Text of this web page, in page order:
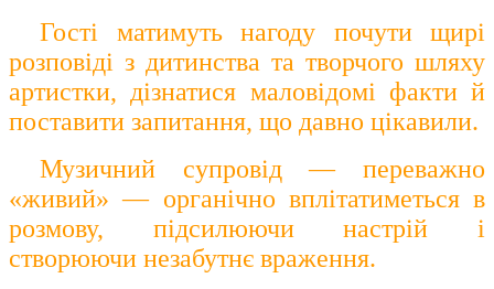
Гості матимуть нагоду почути щирі
розповіді з дитинства та творчого шляху
артистки, дізнатися маловідомі факти й
поставити запитання, що давно цікавили.
Музичний супровід — переважно
«живий» — органічно вплітатиметься в
розмову, підсилюючи настрій і
створюючи незабутнє враження.